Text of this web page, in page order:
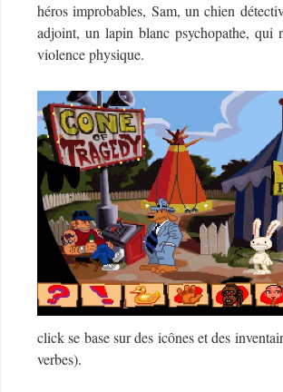
héros improbables, Sam, un chien
adjoint, un lapin blanc psychopathe, qui
violence physique.
click se base sur des icônes et des
verbes).